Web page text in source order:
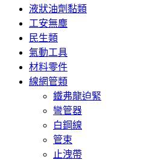
液狀油劑黏類
工安無塵
民生類
氣動工具
材料零件
線網管類
鐵弗龍迫緊
彎管器
白鋼線
管束
止洩帶